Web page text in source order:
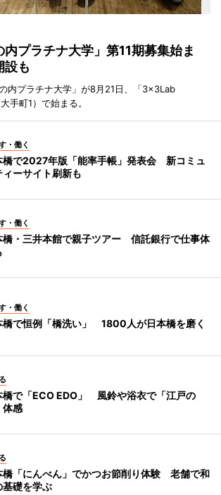
プラチナ大学」第11期募集始ま
も
内プラチナ大学」が8月21日、「3×3Lab
手町1）で始まる。
・働く
橋で2027年版「能率手帳」発表会 新コミュ
ィーサイト刷新も
・働く
橋・三井本館で親子ツアー 信託銀行で仕事体
・働く
橋で恒例「橋洗い」 1800人が日本橋を磨く
橋で「ECO EDO」 風鈴や浴衣で「江戸の
体感
橋「にんべん」でかつお節削り体験 老舗で和
基礎を学ぶ